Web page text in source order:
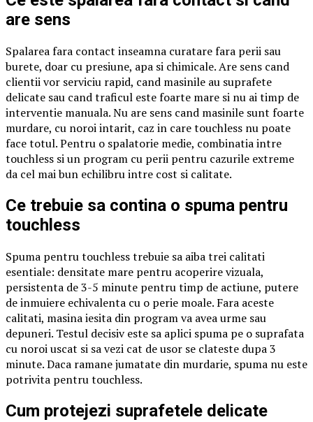
are sens
Spalarea fara contact inseamna curatare fara perii sau
burete, doar cu presiune, apa si chimicale. Are sens cand
clientii vor serviciu rapid, cand masinile au suprafete
delicate sau cand traficul este foarte mare si nu ai timp de
interventie manuala. Nu are sens cand masinile sunt foarte
murdare, cu noroi intarit, caz in care touchless nu poate
face totul. Pentru o spalatorie medie, combinatia intre
touchless si un program cu perii pentru cazurile extreme
da cel mai bun echilibru intre cost si calitate.
Ce trebuie sa contina o spuma pentru
touchless
Spuma pentru touchless trebuie sa aiba trei calitati
esentiale: densitate mare pentru acoperire vizuala,
persistenta de 3-5 minute pentru timp de actiune, putere
de inmuiere echivalenta cu o perie moale. Fara aceste
calitati, masina iesita din program va avea urme sau
depuneri. Testul decisiv este sa aplici spuma pe o suprafata
cu noroi uscat si sa vezi cat de usor se clateste dupa 3
minute. Daca ramane jumatate din murdarie, spuma nu este
potrivita pentru touchless.
Cum protejezi suprafetele delicate